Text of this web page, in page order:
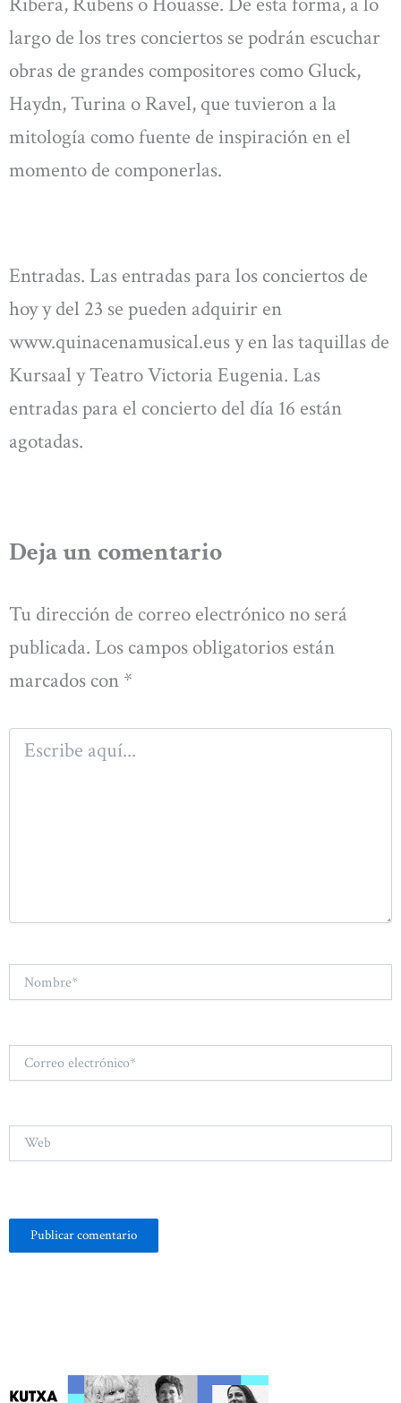
largo de los tres conciertos se podrán escuchar
obras de grandes compositores como Gluck,
Haydn, Turina o Ravel, que tuvieron a la
mitología como fuente de inspiración en el
momento de componerlas.
Entradas. Las entradas para los conciertos de
hoy y del 23 se pueden adquirir en
www.quinacenamusical.eus y en las taquillas de
Kursaal y Teatro Victoria Eugenia. Las
entradas para el concierto del día 16 están
agotadas.
Deja un comentario
Tu dirección de correo electrónico no será
publicada. Los campos obligatorios están
marcados con *
Escribe
aquí...
electrónico*
Web